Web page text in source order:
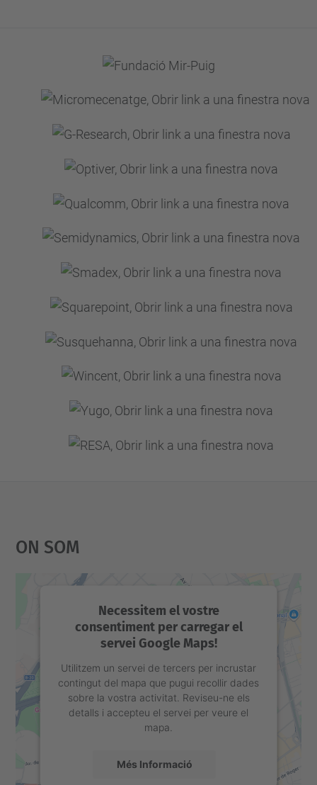
On Som
Necessitem el vostre
consentiment per carregar el
servei Google Maps!
Utilitzem un servei de tercers per incrustar
contingut del mapa que pugui recollir dades
sobre la vostra activitat. Reviseu-ne els
detalls i accepteu el servei per veure el
mapa.
Més Informació